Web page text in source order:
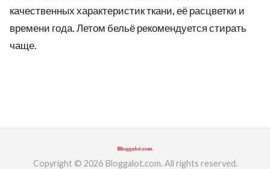
качественных характеристик ткани, её расцветки и
времени года. Летом бельё рекомендуется стирать
чаще.
Copyright © 2026 Bloggalot.com. All rights reserved.